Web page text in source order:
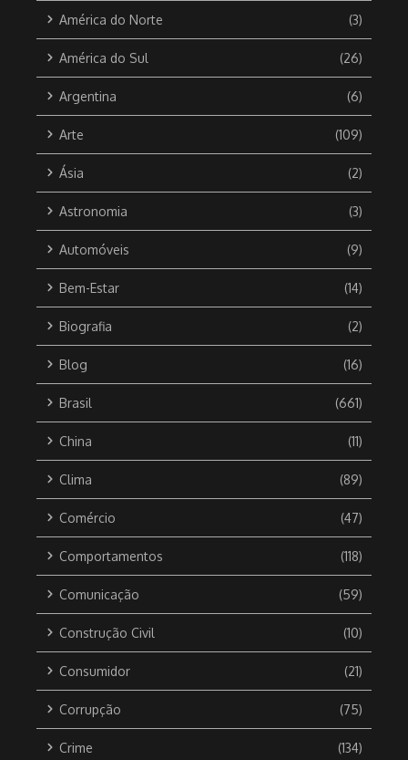
América do Norte (3)
América do Sul (26)
Argentina (6)
Arte (109)
Ásia (2)
Astronomia (3)
Automóveis (9)
Bem-Estar (14)
Biografia (2)
Blog (16)
Brasil (661)
China (11)
Clima (89)
Comércio (47)
Comportamentos (118)
Comunicação (59)
Construção Civil (10)
Consumidor (21)
Corrupção (75)
Crime (134)